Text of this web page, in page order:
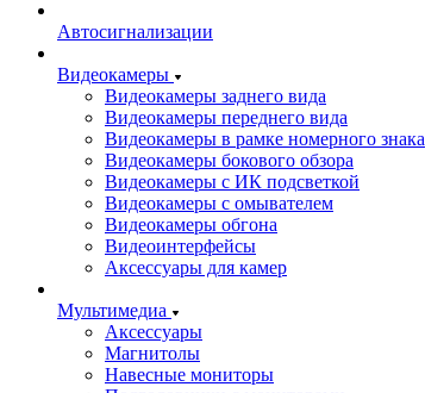
Автосигнализации
Видеокамеры
Видеокамеры заднего вида
Видеокамеры переднего вида
Видеокамеры в рамке номерного знака
Видеокамеры бокового обзора
Видеокамеры с ИК подсветкой
Видеокамеры с омывателем
Видеокамеры обгона
Видеоинтерфейсы
Аксессуары для камер
Мультимедиа
Аксессуары
Магнитолы
Навесные мониторы